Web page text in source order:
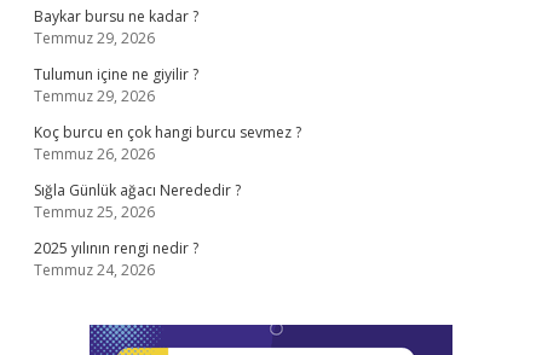
Baykar bursu ne kadar ?
Temmuz 29, 2026
Tulumun içine ne giyilir ?
Temmuz 29, 2026
Koç burcu en çok hangi burcu sevmez ?
Temmuz 26, 2026
Sığla Günlük ağacı Nerededir ?
Temmuz 25, 2026
2025 yılının rengi nedir ?
Temmuz 24, 2026